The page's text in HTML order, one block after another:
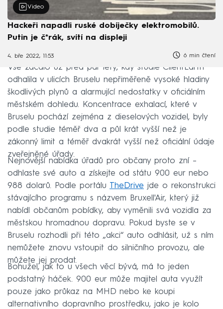
Video
Hackeři napadli ruské dobíječky elektromobilů.
Putin je č*rák, svítí na displeji
4. bře 2022, 11:53 6 min čtení
Vše začalo už před pár lety, kdy studie ClientEarth
odhalila v ulicích Bruselu nepřiměřeně vysoké hladiny
škodlivých plynů a alarmující nedostatky v oficiálním
městském dohledu. Koncentrace exhalací, které v
Bruselu pochází zejména z dieselových vozidel, byly
podle studie téměř dva a půl krát vyšší než je
zákonný limit a téměř dvakrát vyšší než oficiální údaje
zveřejněné úřady.
Nejnovější nabídka úřadů pro občany proto zní –
odhlaste své auto a získejte od státu 900 eur nebo
988 dolarů. Podle portálu TheDrive jde o rekonstrukci
stávajícího programu s názvem Bruxell'Air, který již
nabídl občanům pobídky, aby vyměnili svá vozidla za
městskou hromadnou dopravu. Pokud byste se v
Bruselu rozhodli při této „akci“ auto odhlásit, už s ním
nemůžete znovu vstoupit do silničního provozu, ale
můžete jej prodat.
Bohužel, jak to u všech věcí bývá, má to jeden
podstatný háček. 900 eur může majitel auta využít
pouze jako průkaz na MHD nebo ke koupi
alternativního dopravního prostředku, jako je kolo